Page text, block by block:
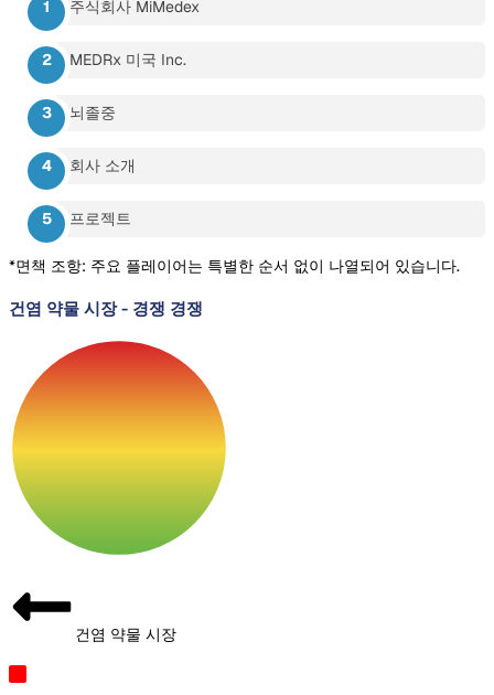
주식회사 MiMedex
MEDRx 미국 Inc.
뇌졸중
회사 소개
프로젝트
*면책 조항: 주요 플레이어는 특별한 순서 없이 나열되어 있습니다.
건염 약물 시장- 경쟁 경쟁
건염 약물 시장